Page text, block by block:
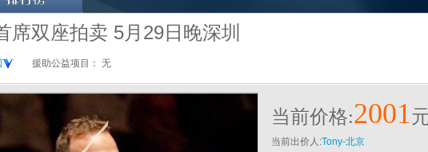
席双座拍卖 5月29日晚深圳
援助公益项目： 无
当前价格:2001
当前出价人:Tony-北京